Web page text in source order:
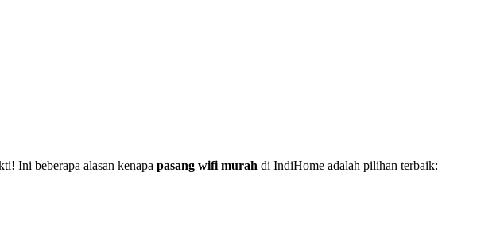
Ini beberapa alasan kenapa pasang wifi murah di IndiHome adalah pilihan terbaik: